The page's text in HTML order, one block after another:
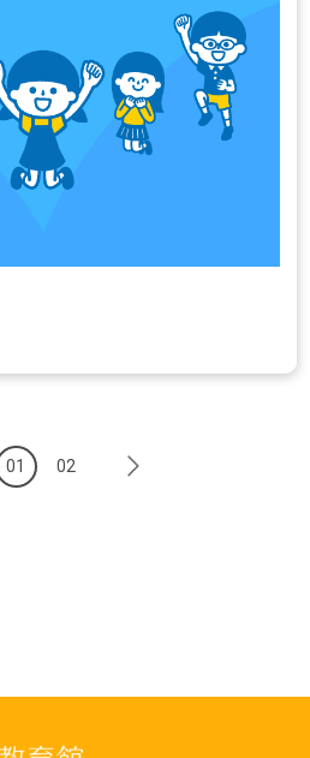
01 02